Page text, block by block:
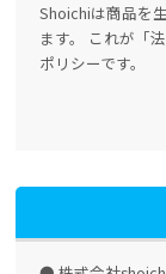
Shoichiは商品を
ます。 これが「
ポリシーです。